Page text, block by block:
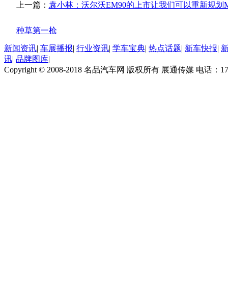
上一篇： 袁小林：沃尔沃EM90的上市让我们可以重新规划
种草第一枪
新闻资讯| 车展播报| 行业资讯| 学车宝典| 热点话题| 新车快报|
讯| 品牌图库|
Copyright © 2008-2018 名品汽车网 版权所有 展通传媒 电话：